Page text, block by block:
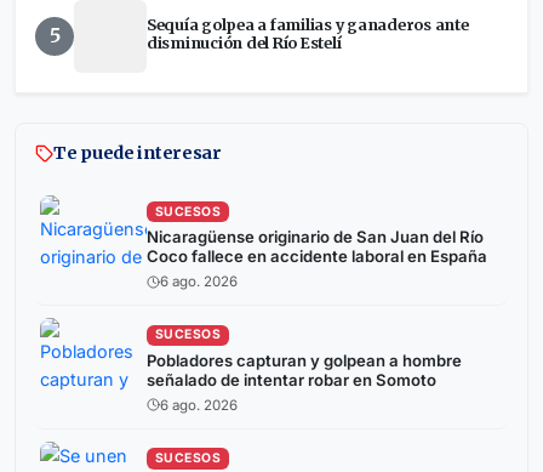
5
Sequía golpea a familias y ganaderos ante
disminución del Río Estelí
Te puede interesar
SUCESOS
Nicaragüense originario de San Juan del Río
Coco fallece en accidente laboral en España
6 ago. 2026
SUCESOS
Pobladores capturan y golpean a hombre
señalado de intentar robar en Somoto
6 ago. 2026
SUCESOS